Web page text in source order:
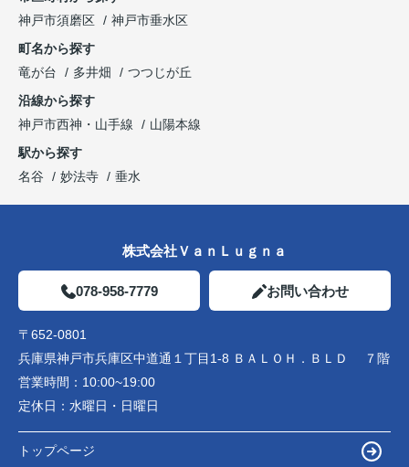
神戸市須磨区
神戸市垂水区
町名から探す
竜が台
多井畑
つつじが丘
沿線から探す
神戸市西神・山手線
山陽本線
駅から探す
名谷
妙法寺 垂水
株式会社ＶａｎＬｕｇｎａ
078-958-7779 お問い合わせ
〒652-0801
兵庫県神戸市兵庫区中道通１丁目1-8 ＢＡＬＯＨ．ＢＬＤ ７階
営業時間： 10:00~19:00
定休日： 水曜日・日曜日
トップページ